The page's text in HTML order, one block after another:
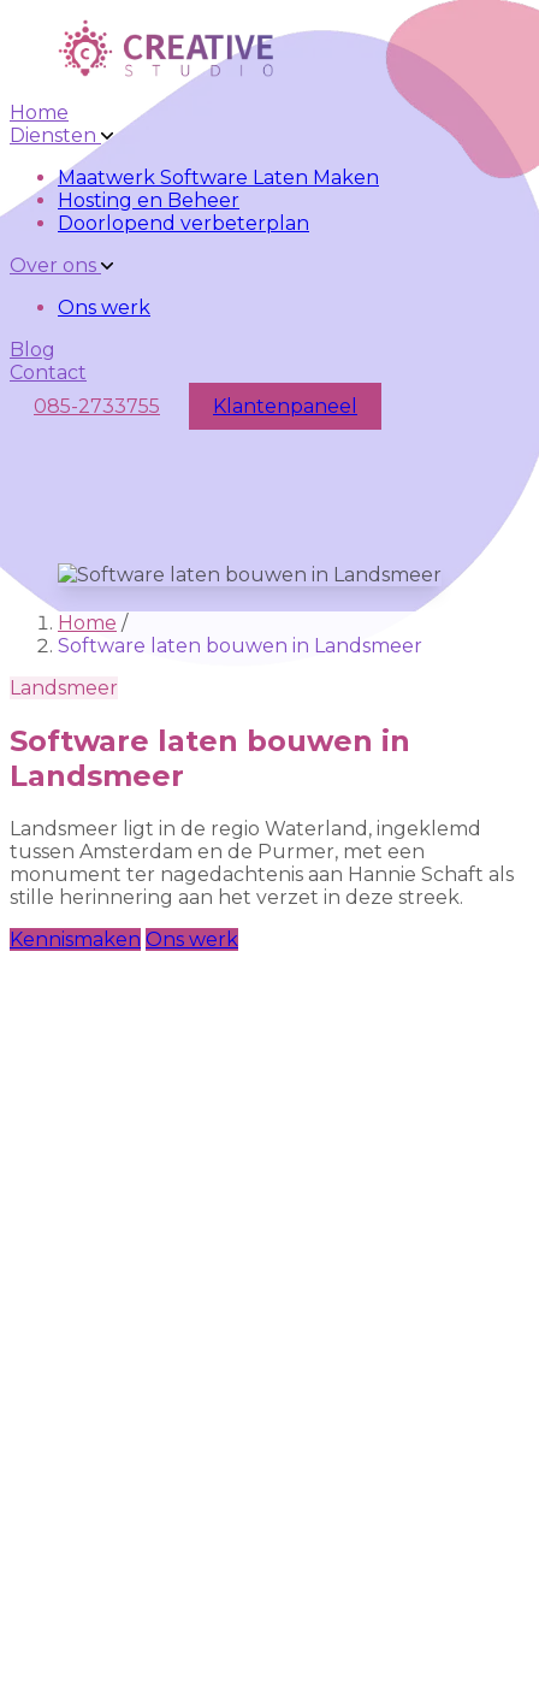
Skip to main content Skip to navigation
Home
Diensten
Maatwerk Software Laten Maken
Hosting en Beheer
Doorlopend verbeterplan
Over ons
Ons werk
Blog
Contact
085-2733755
Klantenpaneel
Home /
Software laten bouwen in Landsmeer
Landsmeer
Software laten bouwen in
Landsmeer
Landsmeer ligt in de regio Waterland, ingeklemd
tussen Amsterdam en de Purmer, met een
monument ter nagedachtenis aan Hannie Schaft als
stille herinnering aan het verzet in deze streek.
Kennismaken Ons werk